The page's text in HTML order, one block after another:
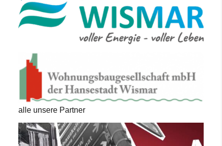
alle unsere Partner